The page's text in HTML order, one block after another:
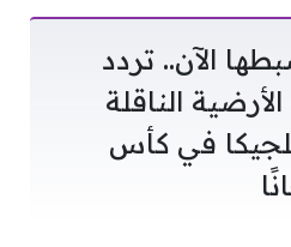
الآن.. تردد
الناقلة
في كأس